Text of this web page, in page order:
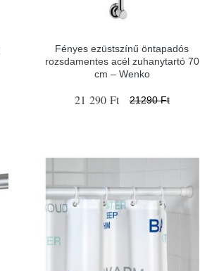
Fényes ezüstszínű öntapadós
rozsdamentes acél zuhanytartó 70
cm – Wenko
21 290 Ft 21290 Ft